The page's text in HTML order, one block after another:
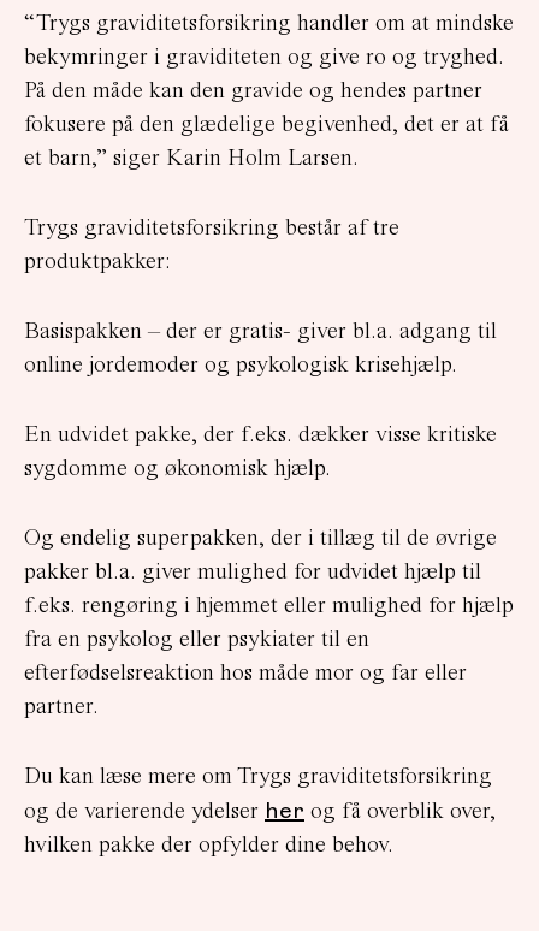
“Trygs graviditetsforsikring handler om at mindske
bekymringer i graviditeten og give ro og tryghed.
På den måde kan den gravide og hendes partner
fokusere på den glædelige begivenhed, det er at få
et barn,” siger Karin Holm Larsen.
Trygs graviditetsforsikring består af tre
produktpakker:
Basispakken – der er gratis- giver bl.a. adgang til
online jordemoder og psykologisk krisehjælp.
En udvidet pakke, der f.eks. dækker visse kritiske
sygdomme og økonomisk hjælp.
Og endelig superpakken, der i tillæg til de øvrige
pakker bl.a. giver mulighed for udvidet hjælp til
f.eks. rengøring i hjemmet eller mulighed for hjælp
fra en psykolog eller psykiater til en
efterfødselsreaktion hos måde mor og far eller
partner.
Du kan læse mere om Trygs graviditetsforsikring
og de varierende ydelser her og få overblik over,
hvilken pakke der opfylder dine behov.